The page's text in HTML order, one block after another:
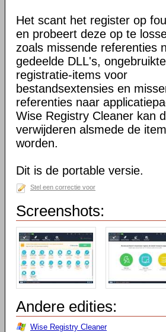
Het scant het register op
en probeert deze op te
zoals missende referenties
gedeelde DLL's, ongebruikte
registratie-items voor
bestandsextensies en
referenties naar
Wise Registry Cleaner kan
verwijderen alsmede de
worden.
Dit is de portable versie.
Stel een correctie voor
Screenshots:
Andere edities:
Wise Registry Cleaner